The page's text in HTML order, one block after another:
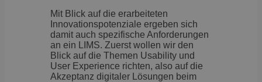
Mit Blick auf die erarbeiteten
Innovationspotenziale ergeben sich
damit auch spezifische Anforderungen
an ein LIMS. Zuerst wollen wir den
Blick auf die Themen Usability und
User Experience richten, also auf die
Akzeptanz digitaler Lösungen beim